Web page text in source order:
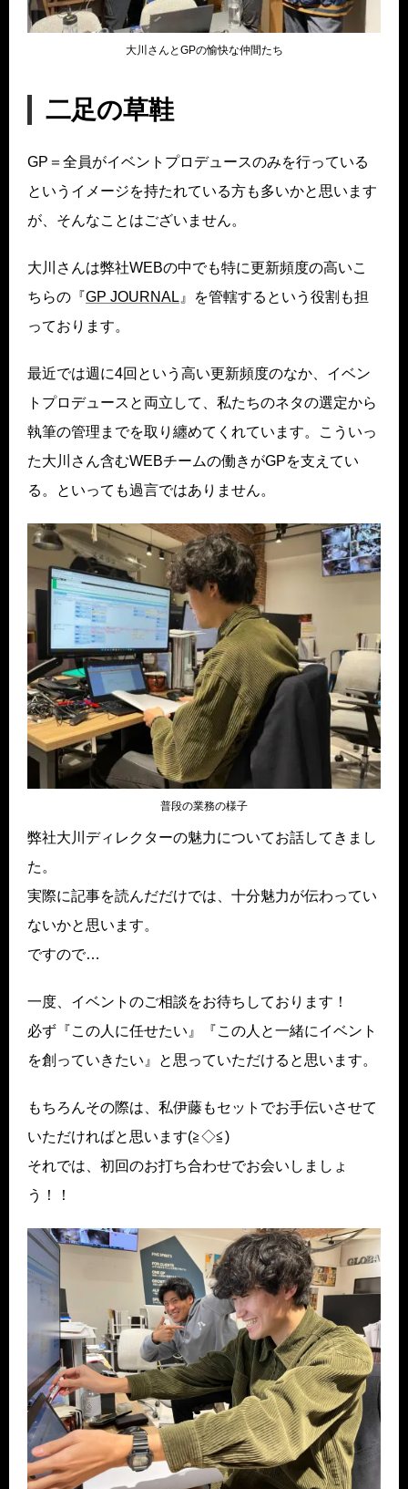
大川さんとGPの愉快な仲間たち
二足の草鞋
GP＝全員がイベントプロデュースのみを行っている
というイメージを持たれている方も多いかと思います
が、そんなことはございません。
大川さんは弊社WEBの中でも特に更新頻度の高いこ
ちらの『 GP JOURNAL』を管轄するという役割も担
っております。
最近では週に4回という高い更新頻度のなか、イベン
トプロデュースと両立して、私たちのネタの選定から
執筆の管理までを取り纏めてくれています。こういっ
た大川さん含むWEBチームの働きがGPを支えてい
る。といっても過言ではありません。
普段の業務の様子
弊社大川ディレクターの魅力についてお話してきまし
た。
実際に記事を読んだだけでは、十分魅力が伝わってい
ないかと思います。
ですので…
一度、イベントのご相談をお待ちしております！
必ず『この人に任せたい』『この人と一緒にイベント
を創っていきたい』と思っていただけると思います。
もちろんその際は、私伊藤もセットでお手伝いさせて
いただければと思います(≧◇≦)
それでは、初回のお打ち合わせでお会いしましょ
う！！